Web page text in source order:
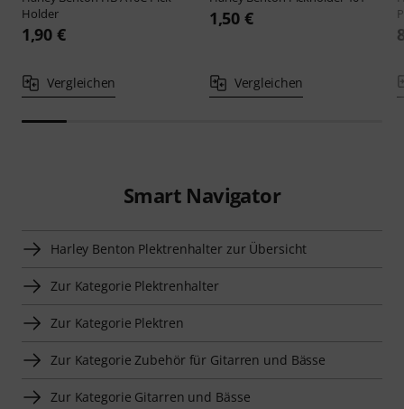
Holder
1,90 €
Vergleichen
1,50 €
Vergleichen
Smart Navigator
Harley Benton Plektrenhalter zur Übersicht
Zur Kategorie Plektrenhalter
Zur Kategorie Plektren
Zur Kategorie Zubehör für Gitarren und Bässe
Zur Kategorie Gitarren und Bässe